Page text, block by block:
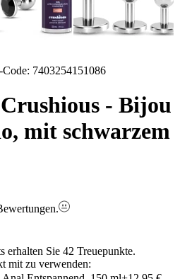
: 7403254151086
- Bijou
mit schwarzem
erhalten Sie 42 Treuepunkte.
mit zu verwenden: